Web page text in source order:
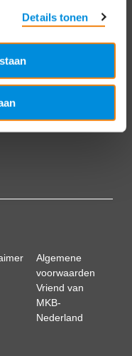
Details tonen
Algemene
voorwaarden
Vriend van
MKB-
Nederland